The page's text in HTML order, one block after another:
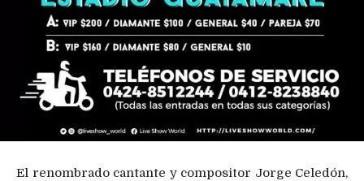
El renombrado cantante y compositor Jorge Celedón,